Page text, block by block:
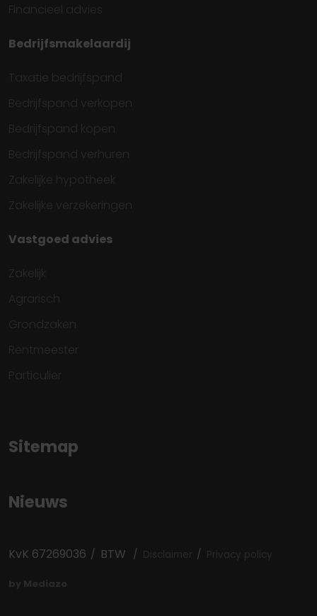
Financieel advies
Bedrijfsmakelaardij
Taxatie bedrijfspand
Bedrijfspand verkopen
Bedrijfspand kopen
Bedrijfspand verhuren
Zakelijke hypotheek
Zakelijke verzekeringen
Vastgoed advies
Zakelijk
Agrarisch
Grondzaken
Rentmeester
Particulier
Sitemap
Nieuws
KvK 67269036 BTW Disclaimer Privacy policy
by Mediazo